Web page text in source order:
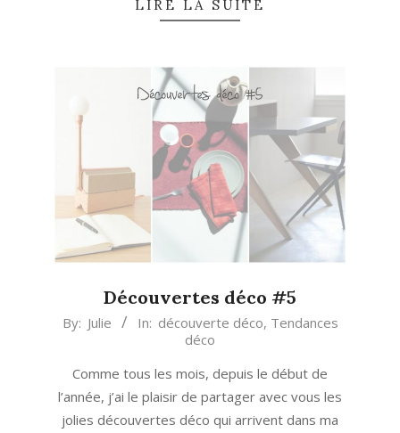
LIRE LA SUITE
Découvertes déco #5
2016-
By: Julie In: découverte déco, Tendances
déco
Comme tous les mois, depuis le début de
l’année, j’ai le plaisir de partager avec vous les
jolies découvertes déco qui arrivent dans ma